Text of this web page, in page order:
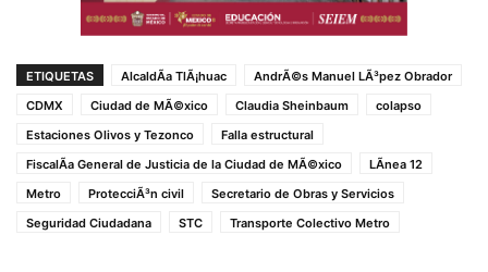
ETIQUETAS AlcaldÃ­a TlÃ¡huac
AndrÃ©s Manuel LÃ³pez Obrador
CDMX
Ciudad de MÃ©xico Claudia Sheinbaum
colapso
Estaciones Olivos y Tezonco
Falla estructural
FiscalÃ­a General de Justicia de la Ciudad de MÃ©xico
LÃ­nea 12
Metro
ProtecciÃ³n civil
Secretario de Obras y Servicios
Seguridad Ciudadana
STC Transporte Colectivo Metro